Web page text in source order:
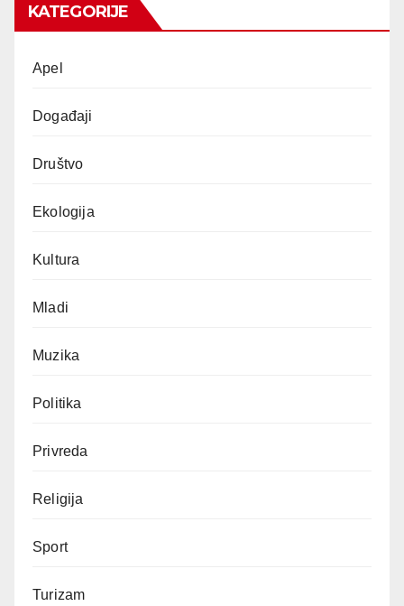
KATEGORIJE
Apel
Događaji
Društvo
Ekologija
Kultura
Mladi
Muzika
Politika
Privreda
Religija
Sport
Turizam